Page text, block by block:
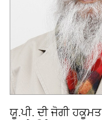
ਯੂ.ਪੀ. ਦੀ ਜੋਗੀ